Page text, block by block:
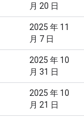
月 20 日
2025 年 11
月 7 日
2025 年 10
月 31 日
2025 年 10
月 21 日